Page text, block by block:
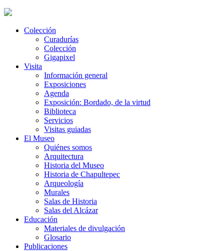
Colección
Curadurías
Colección
Gigapixel
Visita
Información general
Exposiciones
Agenda
Exposición: Bordado, de la virtud
Biblioteca
Servicios
Visitas guiadas
El Museo
Quiénes somos
Arquitectura
Historia del Museo
Historia de Chapultepec
Arqueología
Murales
Salas de Historia
Salas del Alcázar
Educación
Materiales de divulgación
Glosario
Publicaciones